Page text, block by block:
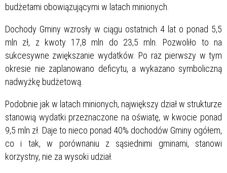
budżetami obowiązującymi w latach minionych.
Dochody Gminy wzrosły w ciągu ostatnich 4 lat o ponad 5,5
mln zł, z kwoty 17,8 mln do 23,5 mln. Pozwoliło to na
sukcesywne zwiększanie wydatków. Po raz pierwszy w tym
okresie nie zaplanowano deficytu, a wykazano symboliczną
nadwyżkę budżetową.
Podobnie jak w latach minionych, największy dział w strukturze
stanowią wydatki przeznaczone na oświatę, w kwocie ponad
9,5 mln zł. Daje to nieco ponad 40% dochodów Gminy ogółem,
co i tak, w porównaniu z sąsiednimi gminami, stanowi
korzystny, nie za wysoki udział.